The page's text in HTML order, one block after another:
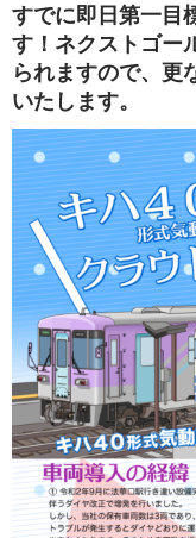
すでに即日第一目
す！ネクストゴー
られますので、更
いたします。